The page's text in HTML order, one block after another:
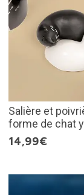
Salière et
forme de chat
14,99€